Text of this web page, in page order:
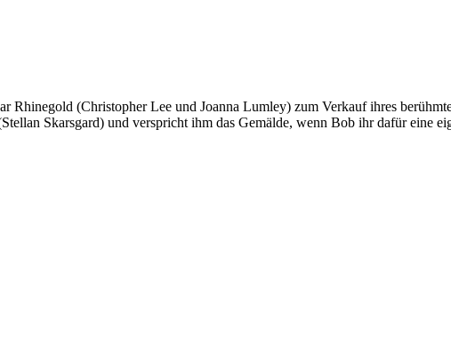
(Christopher Lee und Joanna Lumley) zum Verkauf ihres
Skarsgard) und verspricht ihm das Gemälde, wenn Bob ihr dafür eine